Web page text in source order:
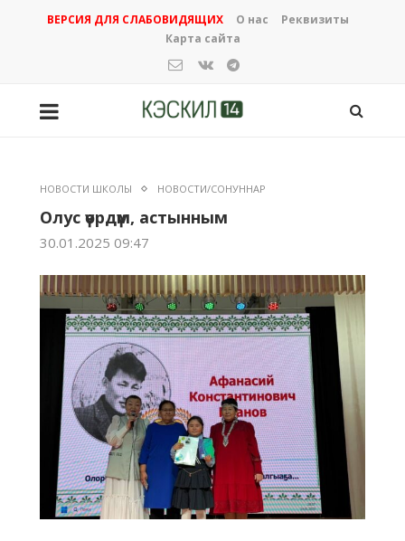
ВЕРСИЯ ДЛЯ СЛАБОВИДЯЩИХ О нас
Реквизиты
Карта сайта
НОВОСТИ ШКОЛЫ НОВОСТИ/СОНУННАР
Олус үөрдүм, астынным
30.01.2025 09:47